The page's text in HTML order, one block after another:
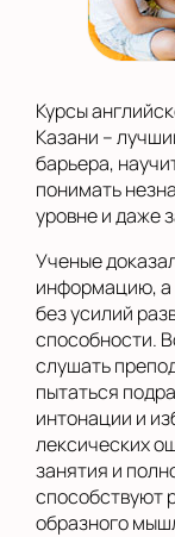
Курсы
Казани –
барьера,
понимать
уровне и даже
Ученые
информацию, а
без усилий
способности.
слушать
пытаться
интонации и
лексических
занятия и
способствуют
образного